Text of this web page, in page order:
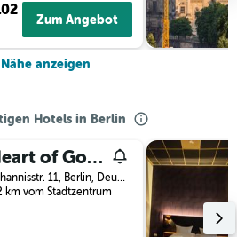
Zum Angebot
anzeigen
Hotels in Berlin
Heart of Gold Hostel & Capsules Berlin
Johannisstr. 11, Berlin, Deutschland
km vom Stadtzentrum